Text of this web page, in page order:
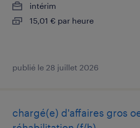
intérim
15,01 € par heure
publié le 28 juillet 2026
chargé(e) d'affaires gros